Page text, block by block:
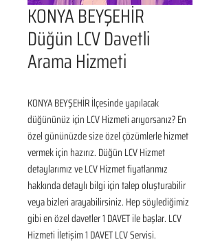
KONYA BEYŞEHİR
Düğün LCV Davetli
Arama Hizmeti
KONYA BEYŞEHİR İlçesinde yapılacak
düğününüz için LCV Hizmeti arıyorsanız? En
özel gününüzde size özel çözümlerle hizmet
vermek için hazırız. Düğün LCV Hizmet
detaylarımız ve LCV Hizmet fiyatlarımız
hakkında detaylı bilgi için talep oluşturabilir
veya bizleri arayabilirsiniz. Hep söylediğimiz
gibi en özel davetler 1 DAVET ile başlar. LCV
Hizmeti İletişim 1 DAVET LCV Servisi.